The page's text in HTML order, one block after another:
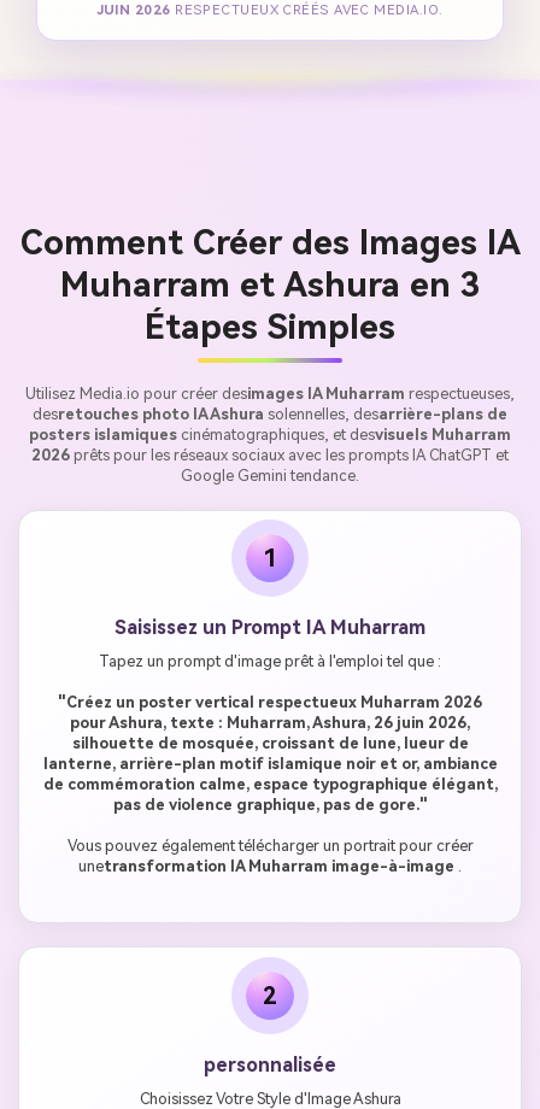
JUIN 2026 RESPECTUEUX CRÉÉS AVEC MEDIA.IO.
Comment Créer des Images IA
Muharram et Ashura en 3
Étapes Simples
Utilisez Media.io pour créer desimages IA Muharram respectueuses,
desretouches photo IA Ashura solennelles, desarrière-plans de
posters islamiques cinématographiques, et desvisuels Muharram
2026 prêts pour les réseaux sociaux avec les prompts IA ChatGPT et
Google Gemini tendance.
1
Saisissez un Prompt IA Muharram
Tapez un prompt d'image prêt à l'emploi tel que :
"Créez un poster vertical respectueux Muharram 2026
pour Ashura, texte : Muharram, Ashura, 26 juin 2026,
silhouette de mosquée, croissant de lune, lueur de
lanterne, arrière-plan motif islamique noir et or, ambiance
de commémoration calme, espace typographique élégant,
pas de violence graphique, pas de gore."
Vous pouvez également télécharger un portrait pour créer
unetransformation IA Muharram image-à-image
2
personnalisée
Choisissez Votre Style d'Image Ashura